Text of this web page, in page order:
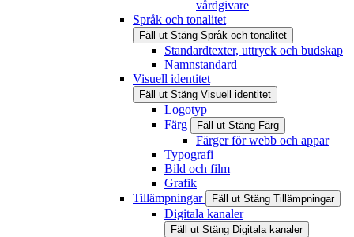
vårdgivare
Språk och tonalitet
Fäll ut Stäng Språk och tonalitet
Standardtexter, uttryck och budskap
Namnstandard
Visuell identitet
Fäll ut Stäng Visuell identitet
Logotyp
Färg
Fäll ut Stäng Färg
Färger för webb och appar
Typografi
Bild och film
Grafik
Tillämpningar
Fäll ut Stäng Tillämpningar
Digitala kanaler
Fäll ut Stäng Digitala kanaler